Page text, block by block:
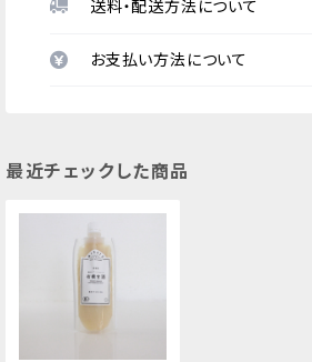
送料・配送方法について
お支払い方法について
最近チェックした商品